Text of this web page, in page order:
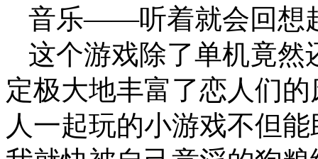
音乐——听着就会回想
这个游戏除了单机竟
定极大地丰富了恋人们
人一起玩的小游戏不但